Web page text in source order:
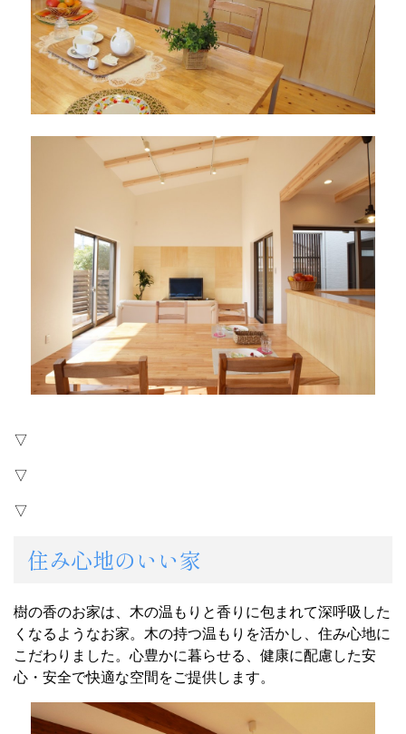
▽
▽
▽
住み心地のいい家
樹の香のお家は、木の温もりと香りに包まれて深呼吸した
くなるようなお家。木の持つ温もりを活かし、住み心地に
こだわりました。心豊かに暮らせる、健康に配慮した安
心・安全で快適な空間をご提供します。